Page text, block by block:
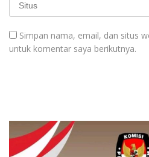
Simpan nama, email, dan situs
untuk komentar saya berikutnya.